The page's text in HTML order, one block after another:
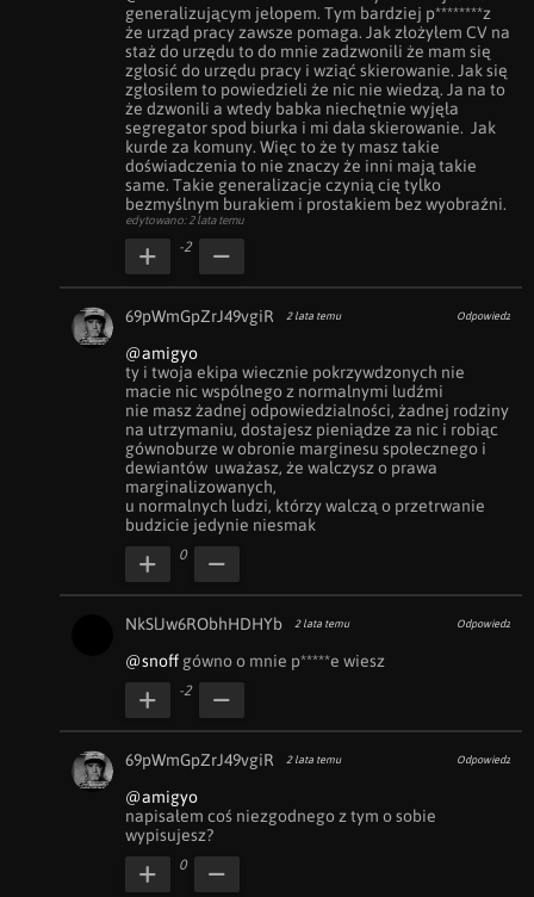
generalizującym jełopem. Tym bardziej p********z
że urząd pracy zawsze pomaga. Jak złożyłem CV na
staż do urzędu to do mnie zadzwonili że mam się
zgłosić do urzędu pracy i wziąć skierowanie. Jak się
zgłosiłem to powiedzieli że nic nie wiedzą. Ja na to
że dzwonili a wtedy babka niechętnie wyjęła
segregator spod biurka i mi dała skierowanie.  Jak
kurde za komuny. Więc to że ty masz takie
doświadczenia to nie znaczy że inni mają takie
same. Takie generalizacje czynią cię tylko
bezmyślnym burakiem i prostakiem bez wyobraźni.
edytowano: 2 lata temu
-2
69pWmGpZrJ49vgiR 2 lata temu Odpowiedz
@amigyo
ty i twoja ekipa wiecznie pokrzywdzonych nie
macie nic wspólnego z normalnymi ludźmi
nie masz żadnej odpowiedzialności, żadnej rodziny
na utrzymaniu, dostajesz pieniądze za nic i robiąc
gównoburze w obronie marginesu społecznego i
dewiantów  uważasz, że walczysz o prawa
marginalizowanych,
u normalnych ludzi, którzy walczą o przetrwanie
budzicie jedynie niesmak
0
NkSlJw6RObhHDHYb 2 lata temu Odpowiedz
@snoff gówno o mnie p*****e wiesz
-2
69pWmGpZrJ49vgiR 2 lata temu Odpowiedz
@amigyo
napisałem coś niezgodnego z tym o sobie
wypisujesz?
0